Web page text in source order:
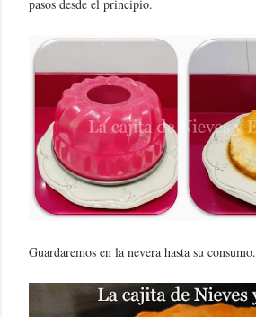
pasos desde el principio.
Guardaremos en la nevera hasta su consumo.